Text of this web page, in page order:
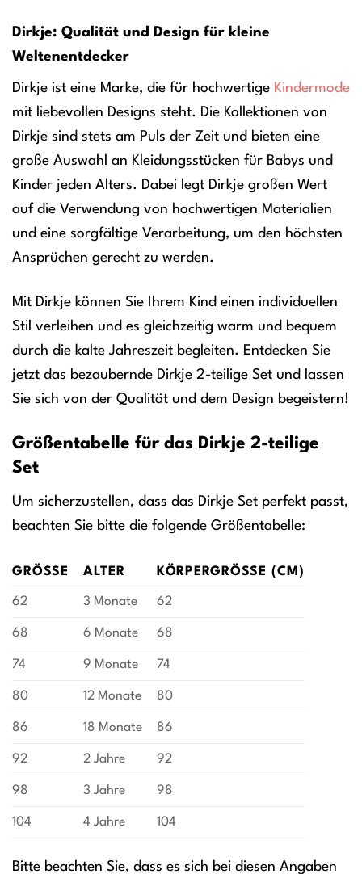
Dirkje: Qualität und Design für kleine
Weltenentdecker
Dirkje ist eine Marke, die für hochwertige Kindermode
mit liebevollen Designs steht. Die Kollektionen von
Dirkje sind stets am Puls der Zeit und bieten eine
große Auswahl an Kleidungsstücken für Babys und
Kinder jeden Alters. Dabei legt Dirkje großen Wert
auf die Verwendung von hochwertigen Materialien
und eine sorgfältige Verarbeitung, um den höchsten
Ansprüchen gerecht zu werden.
Mit Dirkje können Sie Ihrem Kind einen individuellen
Stil verleihen und es gleichzeitig warm und bequem
durch die kalte Jahreszeit begleiten. Entdecken Sie
jetzt das bezaubernde Dirkje 2-teilige Set und lassen
Sie sich von der Qualität und dem Design begeistern!
Größentabelle für das Dirkje 2-teilige
Set
Um sicherzustellen, dass das Dirkje Set perfekt passt,
beachten Sie bitte die folgende Größentabelle:
GRÖSSE ALTER KÖRPERGRÖSSE (CM)
62 3 Monate 62
68 6 Monate 68
74 9 Monate 74
80 12 Monate 80
86 18 Monate 86
92 2 Jahre 92
98 3 Jahre 98
104 4 Jahre 104
Bitte beachten Sie, dass es sich bei diesen Angaben